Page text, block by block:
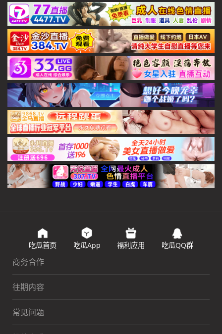
吃瓜首页 吃瓜App 福利应用 吃瓜QQ群
商务合作
往期内容
常见问题